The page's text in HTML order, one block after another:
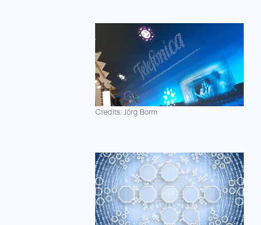
Credits: Jörg Borm